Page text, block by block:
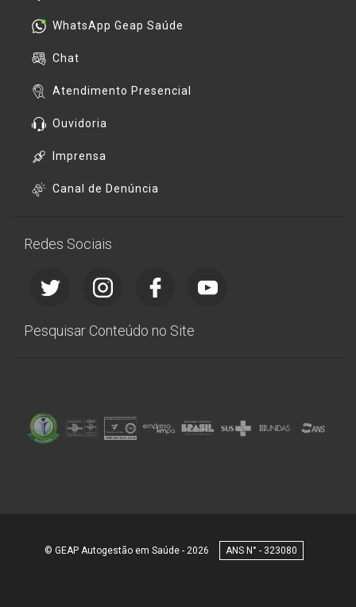
WhatsApp Geap Saúde
Chat
Atendimento Presencial
Ouvidoria
Imprensa
Canal de Denúncia
Redes Sociais
Pesquisar Conteúdo no Site
© GEAP Autogestão em Saúde - 2026 323080